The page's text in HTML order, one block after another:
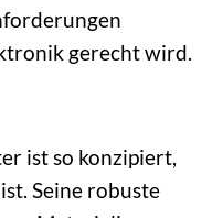
gerecht wird.
ist so konzipiert,
Seine robuste